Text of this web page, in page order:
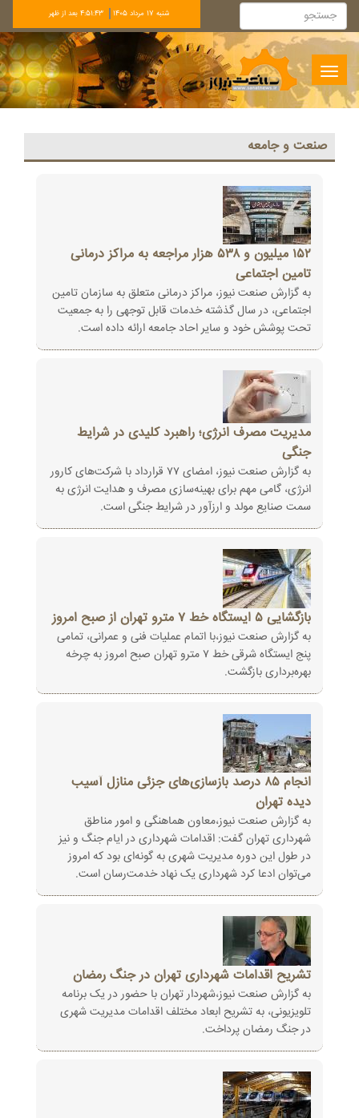
شنبه 17 مرداد 1405 4:51:44 بعد از ظهر
Toggle
navigation
صنعت و جامعه
۱۵۲‏‎ ‎میلیون و ۵۳۸ هزار مراجعه به مراکز درمانی
تامین اجتماعی
به گزارش صنعت نیوز، مراکز درمانی متعلق به سازمان تامین
اجتماعی، در سال گذشته خدمات قابل توجهی را به جمعیت
تحت ‏پوشش خود و سایر احاد جامعه ارائه داده است‎.‎
مدیریت مصرف انرژی؛ راهبرد کلیدی در شرایط
جنگی
به گزارش صنعت نیوز، امضای ۷۷ قرارداد با شرکت‌های کارور
انرژی، گامی مهم برای بهینه‌سازی مصرف و هدایت انرژی به
سمت صنایع مولد ‏و ارزآور در شرایط جنگی است.
بازگشایی ۵ ایستگاه خط ۷ مترو تهران از صبح امروز
به گزارش صنعت نیوز،با اتمام عملیات فنی و عمرانی، تمامی
پنج ایستگاه شرقی خط ۷ مترو تهران صبح امروز به چرخه
بهره‌برداری بازگشت.
انجام ۸۵ درصد بازسازی‌های جزئی منازل آسیب
دیده تهران
به گزارش صنعت نیوز،معاون هماهنگی و امور مناطق
شهرداری تهران گفت: اقدامات شهرداری در ایام جنگ و نیز
در طول این دوره مدیریت شهری به گونه‌ای بود که امروز
می‌توان ادعا کرد شهرداری یک نهاد خدمت‌رسان است.
تشریح اقدامات شهرداری تهران در جنگ رمضان
به گزارش صنعت نیوز،شهردار تهران با حضور در یک برنامه
تلویزیونی، به تشریح ابعاد مختلف اقدامات مدیریت شهری
در جنگ رمضان پرداخت.